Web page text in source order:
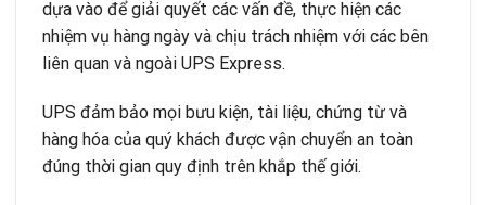
dựa vào để giải quyết các vấn đề, thực hiện các
nhiệm vụ hàng ngày và chịu trách nhiệm với các bên
liên quan và ngoài UPS Express.
UPS đảm bảo mọi bưu kiện, tài liệu, chứng từ và
hàng hóa của quý khách được vận chuyển an toàn
đúng thời gian quy định trên khắp thế giới.